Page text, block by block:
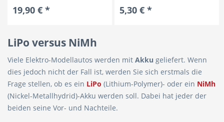
19,90 € * 5,30 € *
LiPo versus NiMh
Viele Elektro-Modellautos werden mit Akku geliefert. Wenn
dies jedoch nicht der Fall ist, werden Sie sich erstmals die
Frage stellen, ob es ein LiPo (Lithium-Polymer)- oder ein NiMh
(Nickel-Metallhydrid)-Akku werden soll. Dabei hat jeder der
beiden seine Vor- und Nachteile.